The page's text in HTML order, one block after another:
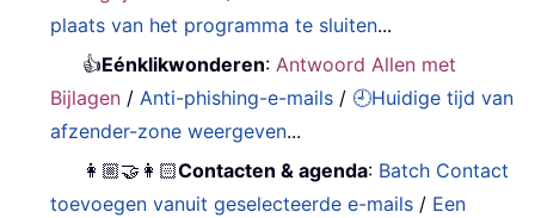
plaats van het programma te sluiten...
👍Eénklikwonderen:Antwoord Allen met
Bijlagen /Anti-phishing-e-mails / 🕘Huidige tijd van
afzender-zone weergeven...
👩🏼‍🤝‍👩🏻Contacten & agenda: Batch Contact
toevoegen vanuit geselecteerde e-mails / Een